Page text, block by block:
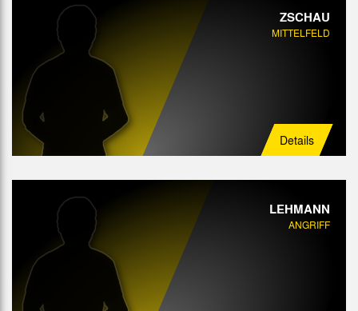
ZSCHAU
MITTELFELD
Details
LEHMANN
ANGRIFF